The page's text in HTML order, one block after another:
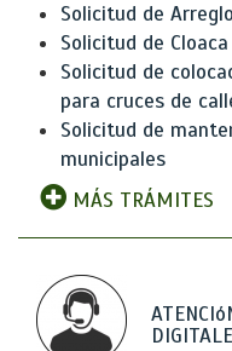
Solicitud de
Solicitud de
Solicitud de
para cruces de
Solicitud de
municipales
MÁS TRÁMITES